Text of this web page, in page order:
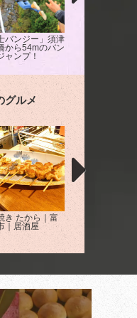
バンジー」須津
から54mのバン
ャンプ！
グルメ
き たから｜富
｜居酒屋
ナカフェ）｜富
カフェ